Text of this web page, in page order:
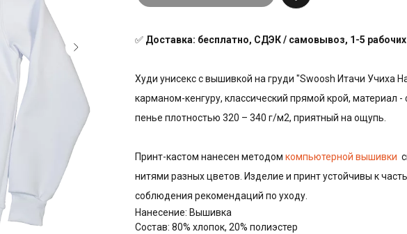
✅ Доставка: бесплатно, СДЭК / самовывоз, 1-5
Худи унисекс с вышивкой на груди "Swoosh Итачи Учиха
карманом-кенгуру, классический прямой крой, материал -
пенье плотностью 320 – 340 г/м2, приятный на ощупь.
Принт-кастом нанесен методом компьютерной вышивки
нитями разных цветов. Изделие и принт устойчивы к
соблюдения рекомендаций по уходу.
Нанесение: Вышивка
Состав: 80% хлопок, 20% полиэстер